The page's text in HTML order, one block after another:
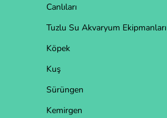
Canlıları
Tuzlu Su Akvaryum Ekipmanları
Köpek
Kuş
Sürüngen
Kemirgen